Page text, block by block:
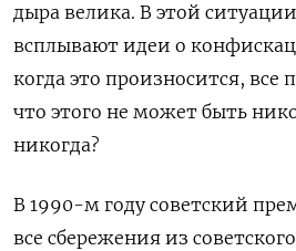
дыра велика. В этой
всплывают идеи о
когда это произносится, все
что этого не может быть
никогда?
В 1990-м году советский
все сбережения из